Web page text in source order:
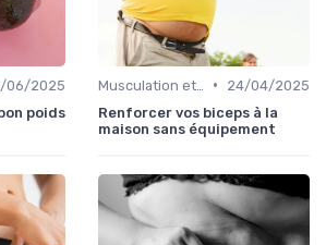
06/2025
poids
•
24/04/2025
Renforcer vos biceps à la
maison sans équipement